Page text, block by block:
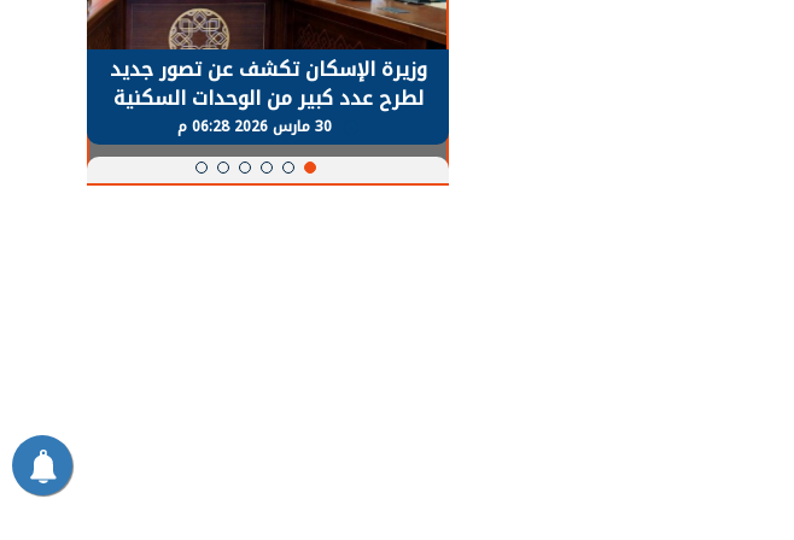
وزيرة الإسكان تكشف عن تصور جديد
لطرح عدد كبير من الوحدات السكنية
بنظام الإيجار